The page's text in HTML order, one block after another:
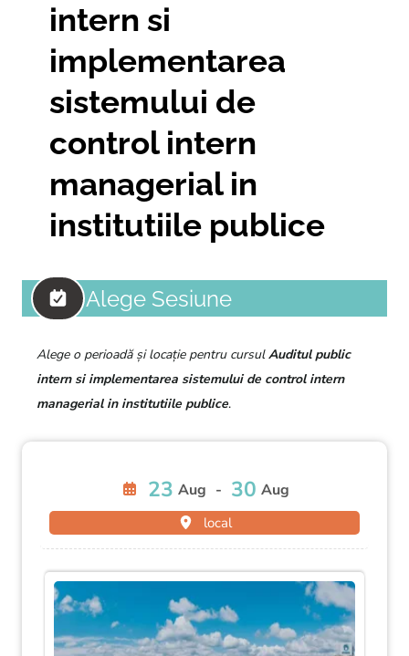
intern si
implementarea
sistemului de
control intern
managerial in
institutiile publice
Alege Sesiune
Alege o perioadă și locație pentru cursulAuditul public
intern si implementarea sistemului de control intern
managerial in institutiile publice.
23 Aug - 30 Aug
local